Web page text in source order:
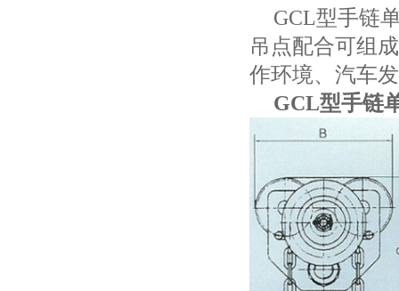
GCL型手链
吊点配合可组
作环境、汽车
GCL型手链